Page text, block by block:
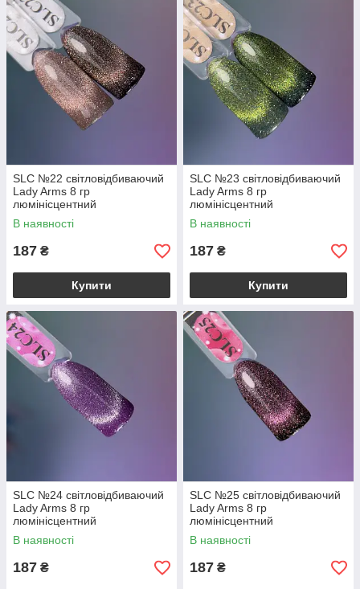
SLC №22 світловідбиваючий
Lady Arms 8 гр
люмінісцентний
В наявності
187 ₴
Купити
SLC №23 світловідбиваючий
Lady Arms 8 гр
люмінісцентний
В наявності
187 ₴
Купити
SLC №24 світловідбиваючий
Lady Arms 8 гр
люмінісцентний
В наявності
187 ₴
SLC №25 світловідбиваючий
Lady Arms 8 гр
люмінісцентний
В наявності
187 ₴